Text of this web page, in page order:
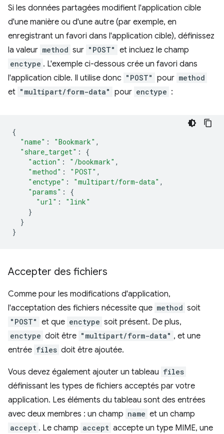
Si les données partagées modifient l'application cible
d'une manière ou d'une autre (par exemple, en
enregistrant un favori dans l'application cible), définissez
la valeur method sur "POST" et incluez le champ
enctype . L'exemple ci-dessous crée un favori dans
l'application cible. Il utilise donc "POST" pour method
et "multipart/form-data" pour enctype :
{
"name" : "Bookmark" ,
"share_target" :
{
"action" : "/bookmark" ,
"method" : "POST" ,
"enctype" : "multipart/form-data" ,
"params" :
{
"url" :
"link"
}
}
}
Accepter des fichiers
Comme pour les modifications d'application,
l'acceptation des fichiers nécessite que method soit
"POST" et que enctype soit présent. De plus,
enctype doit être "multipart/form-data" , et une
entrée files doit être ajoutée.
Vous devez également ajouter un tableau files
définissant les types de fichiers acceptés par votre
application. Les éléments du tableau sont des entrées
avec deux membres : un champ name et un champ
accept . Le champ accept accepte un type MIME, une